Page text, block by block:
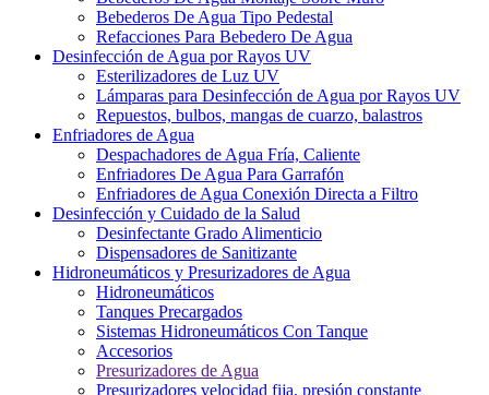
Bebederos De Agua Tipo Pedestal
Refacciones Para Bebedero De Agua
Desinfección de Agua por Rayos UV
Esterilizadores de Luz UV
Lámparas para Desinfección de Agua por Rayos UV
Repuestos, bulbos, mangas de cuarzo, balastros
Enfriadores de Agua
Despachadores de Agua Fría, Caliente
Enfriadores De Agua Para Garrafón
Enfriadores de Agua Conexión Directa a Filtro
Desinfección y Cuidado de la Salud
Desinfectante Grado Alimenticio
Dispensadores de Sanitizante
Hidroneumáticos y Presurizadores de Agua
Hidroneumáticos
Tanques Precargados
Sistemas Hidroneumáticos Con Tanque
Accesorios
Presurizadores de Agua
Presurizadores velocidad fija, presión constante